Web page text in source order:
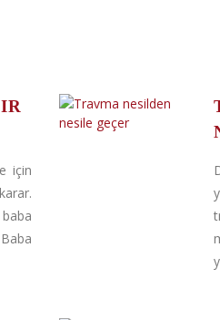
için